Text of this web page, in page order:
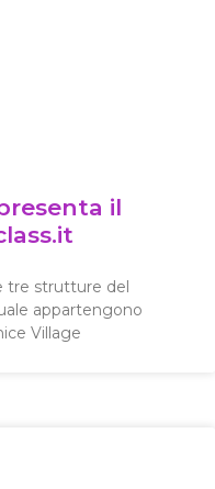
il
tre strutture del
appartengono
Village